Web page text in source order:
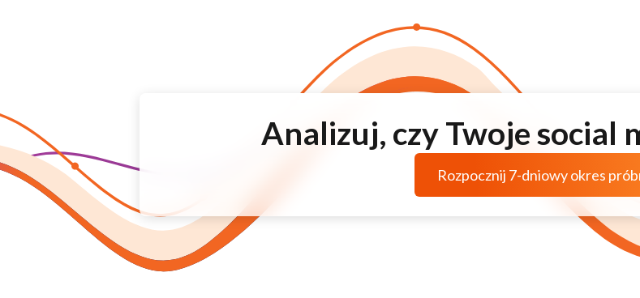
Analizuj, czy Twoje social
Rozpocznij 7-dniowy okres